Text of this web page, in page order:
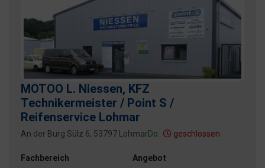
MOTOO L. Niessen, KFZ
Technikermeister / Point S /
Reifenservice Lohmar
An der Burg Sülz 6, 53797 LohmarDo: geschlossen
Fachbereich
Angebot